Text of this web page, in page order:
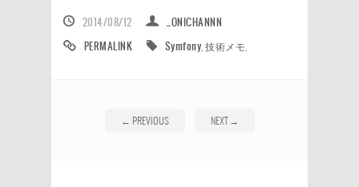
2014/08/12
_ONICHANNN
PERMALINK
Symfony ,技術メモ
← PREVIOUS NEXT→